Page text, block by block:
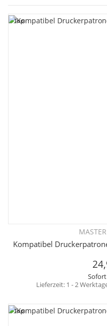
Top
Kompatibel
Lieferzeit: 1 - 2
Top